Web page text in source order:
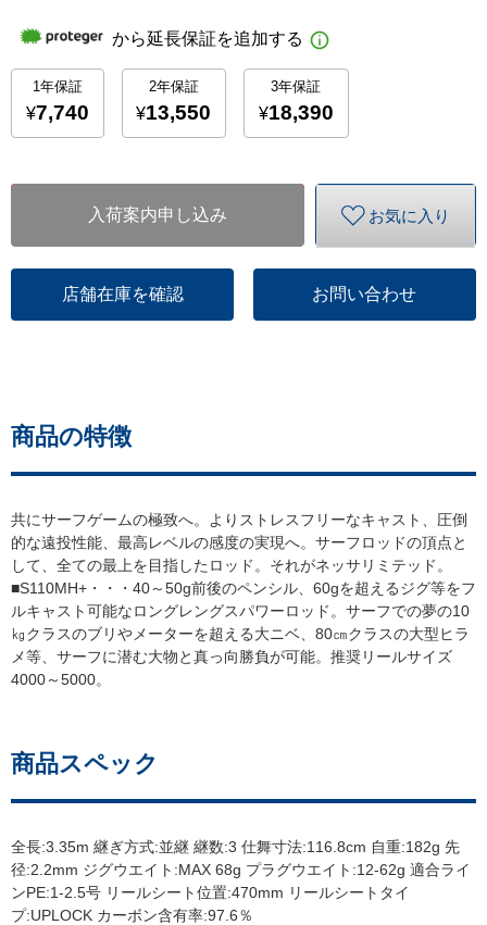
入荷案内申し込み お気に入り
店舗在庫を確認 お問い合わせ
商品の特徴
共にサーフゲームの極致へ。よりストレスフリーなキャスト、圧倒
的な遠投性能、最高レベルの感度の実現へ。サーフロッドの頂点と
して、全ての最上を目指したロッド。それがネッサリミテッド。
■S110MH+・・・40～50g前後のペンシル、60gを超えるジグ等をフ
ルキャスト可能なロングレングスパワーロッド。サーフでの夢の10
㎏クラスのブリやメーターを超える大ニベ、80㎝クラスの大型ヒラ
メ等、サーフに潜む大物と真っ向勝負が可能。推奨リールサイズ
4000～5000。
商品スペック
全長:3.35m 継ぎ方式:並継 継数:3 仕舞寸法:116.8cm 自重:182g 先
径:2.2mm ジグウエイト:MAX 68g プラグウエイト:12-62g 適合ライ
ンPE:1-2.5号 リールシート位置:470mm リールシートタイ
プ:UPLOCK カーボン含有率:97.6％